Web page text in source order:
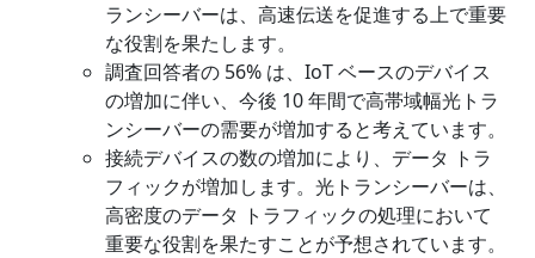
ランシーバーは、高速伝送を促進する上で重要
な役割を果たします。
調査回答者の 56% は、IoT ベースのデバイス
の増加に伴い、今後 10 年間で高帯域幅光トラ
ンシーバーの需要が増加すると考えています。
接続デバイスの数の増加により、データ トラ
フィックが増加します。光トランシーバーは、
高密度のデータ トラフィックの処理において
重要な役割を果たすことが予想されています。